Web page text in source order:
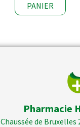
PANIER
Pharmacie
Chaussée de Bruxelles